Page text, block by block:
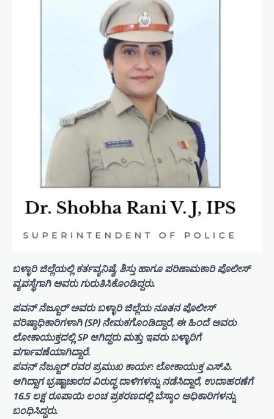
ಬಳ್ಳಾರಿ ಜಿಲ್ಲೆಯಲ್ಲಿ ಕರ್ತವ್ಯನಿಷ್ಠೆ, ಶಿಸ್ತು ಹಾಗೂ ಪರಿಣಾಮಕಾರಿ ಪೊಲೀಸ್
ವ್ಯವಸ್ಥೆಗಾಗಿ ಅವರು ಗುರುತಿಸಿಕೊಂಡಿದ್ದರು.
ಪವನ್ ನೆಜ್ಜೂರ್ ಅವರು ಬಳ್ಳಾರಿ ಜಿಲ್ಲೆಯ ನೂತನ ಪೊಲೀಸ್
ವರಿಷ್ಠಾಧಿಕಾರಿಗಳಾಗಿ (SP) ನೇಮಕಗೊಂಡಿದ್ದಾರೆ, ಈ ಹಿಂದೆ ಅವರು
ಲೋಕಾಯುಕ್ತದಲ್ಲಿ SP ಆಗಿದ್ದರು ಮತ್ತು ಇವರು ಬಳ್ಳಾರಿಗೆ
ವರ್ಗಾವಣೆಯಾಗಿದ್ದಾರೆ.
ಪವನ್ ನೆಜ್ಜೂರ್ ರವರ ಪ್ರಮುಖ ಕಾರ್ಯ: ಲೋಕಾಯುಕ್ತ ಎಸ್.ಪಿ.
ಆಗಿದ್ದಾಗ ಭ್ರಷ್ಟಾಚಾರದ ವಿರುದ್ಧ ದಾಳಿಗಳನ್ನು ನಡೆಸಿದ್ದಾರೆ, ಉದಾಹರಣೆಗೆ
16.5 ಲಕ್ಷ ರೂಪಾಯಿ ಲಂಚ ಪ್ರಕರಣದಲ್ಲಿ ಬೆಸ್ಕಾಂ ಅಧಿಕಾರಿಗಳನ್ನು
ಬಂಧಿಸಿದ್ದರು.